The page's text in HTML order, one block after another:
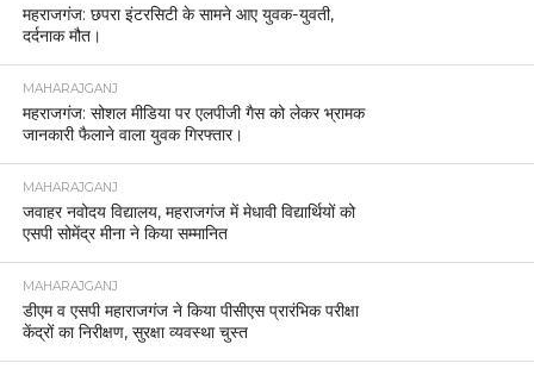
महराजगंज: छपरा इंटरसिटी के सामने आए युवक-युवती,
दर्दनाक मौत।
MAHARAJGANJ
महराजगंज: सोशल मीडिया पर एलपीजी गैस को लेकर भ्रामक
जानकारी फैलाने वाला युवक गिरफ्तार।
MAHARAJGANJ
जवाहर नवोदय विद्यालय, महराजगंज में मेधावी विद्यार्थियों को
एसपी सोमेंद्र मीना ने किया सम्मानित
MAHARAJGANJ
डीएम व एसपी महाराजगंज ने किया पीसीएस प्रारंभिक परीक्षा
केंद्रों का निरीक्षण, सुरक्षा व्यवस्था चुस्त